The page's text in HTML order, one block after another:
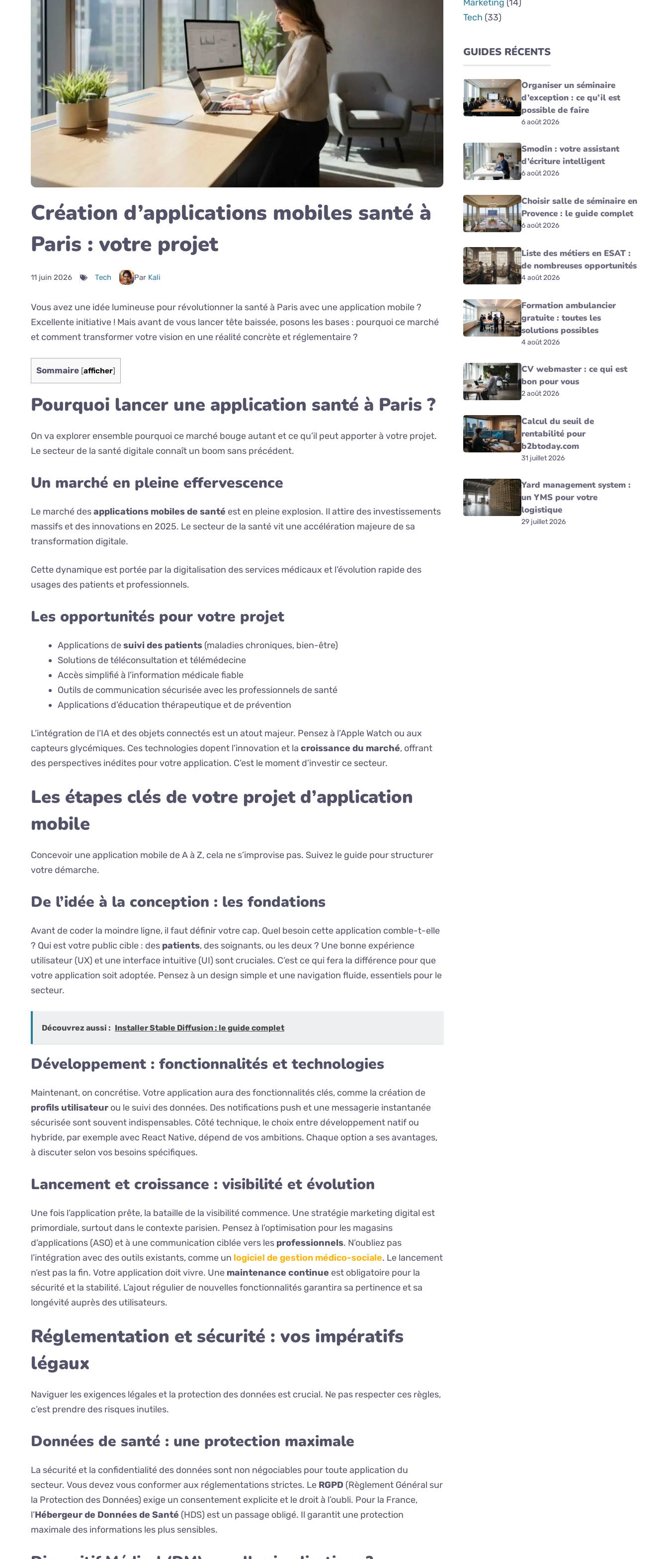
Création d’applications mobiles santé à
Paris : votre projet
11 juin 2026 Tech Par Kali
Vous avez une idée lumineuse pour révolutionner la santé à Paris avec une application mobile ?
Excellente initiative ! Mais avant de vous lancer tête baissée, posons les bases : pourquoi ce marché
et comment transformer votre vision en une réalité concrète et réglementaire ?
Sommaire [afficher]
Pourquoi lancer une application santé à Paris ?
On va explorer ensemble pourquoi ce marché bouge autant et ce qu’il peut apporter à votre projet.
Le secteur de la santé digitale connaît un boom sans précédent.
Un marché en pleine effervescence
Le marché desapplications mobiles de santé est en pleine explosion. Il attire des investissements
massifs et des innovations en 2025. Le secteur de la santé vit une accélération majeure de sa
transformation digitale.
Cette dynamique est portée par la digitalisation des services médicaux et l’évolution rapide des
usages des patients et professionnels.
Les opportunités pour votre projet
Applications desuivi des patients (maladies chroniques, bien-être)
Solutions de téléconsultation et télémédecine
Accès simplifié à l’information médicale fiable
Outils de communication sécurisée avec les professionnels de santé
Applications d’éducation thérapeutique et de prévention
L’intégration de l’IA et des objets connectés est un atout majeur. Pensez à l’Apple Watch ou aux
capteurs glycémiques. Ces technologies dopent l’innovation et la croissance du marché, offrant
des perspectives inédites pour votre application. C’est le moment d’investir ce secteur.
Les étapes clés de votre projet d’application
mobile
Concevoir une application mobile de A à Z, cela ne s’improvise pas. Suivez le guide pour structurer
votre démarche.
De l’idée à la conception : les fondations
Avant de coder la moindre ligne, il faut définir votre cap. Quel besoin cette application comble-t-elle
? Qui est votre public cible : des patients, des soignants, ou les deux ? Une bonne expérience
utilisateur (UX) et une interface intuitive (UI) sont cruciales. C’est ce qui fera la différence pour que
votre application soit adoptée. Pensez à un design simple et une navigation fluide, essentiels pour le
secteur.
Découvrez aussi : Installer Stable Diffusion : le guide complet
Développement : fonctionnalités et technologies
Maintenant, on concrétise. Votre application aura des fonctionnalités clés, comme la création de
profils utilisateur ou le suivi des données. Des notifications push et une messagerie instantanée
sécurisée sont souvent indispensables. Côté technique, le choix entre développement natif ou
hybride, par exemple avec React Native, dépend de vos ambitions. Chaque option a ses avantages,
à discuter selon vos besoins spécifiques.
Lancement et croissance : visibilité et évolution
Une fois l’application prête, la bataille de la visibilité commence. Une stratégie marketing digital est
primordiale, surtout dans le contexte parisien. Pensez à l’optimisation pour les magasins
d’applications (ASO) et à une communication ciblée vers les professionnels. N’oubliez pas
l’intégration avec des outils existants, comme un logiciel de gestion médico-sociale. Le lancement
n’est pas la fin. Votre application doit vivre. Une maintenance continue est obligatoire pour la
sécurité et la stabilité. L’ajout régulier de nouvelles fonctionnalités garantira sa pertinence et sa
longévité auprès des utilisateurs.
Réglementation et sécurité : vos impératifs
légaux
Naviguer les exigences légales et la protection des données est crucial. Ne pas respecter ces règles,
c’est prendre des risques inutiles.
Données de santé : une protection maximale
La sécurité et la confidentialité des données sont non négociables pour toute application du
secteur. Vous devez vous conformer aux réglementations strictes. Le RGPD (Règlement Général sur
la Protection des Données) exige un consentement explicite et le droit à l’oubli. Pour la France,
l’Hébergeur de Données de Santé (HDS) est un passage obligé. Il garantit une protection
maximale des informations les plus sensibles.
Marketing (14)
Tech (33)
GUIDES RÉCENTS
Organiser un séminaire
d’exception : ce qu’il est
possible de faire
6 août 2026
Smodin : votre assistant
d’écriture intelligent
6 août 2026
Choisir salle de séminaire en
Provence : le guide complet
6 août 2026
Liste des métiers en ESAT :
de nombreuses opportunités
4 août 2026
Formation ambulancier
gratuite : toutes les
solutions possibles
4 août 2026
CV webmaster : ce qui est
bon pour vous
2 août 2026
Calcul du seuil de
rentabilité pour
b2btoday.com
31 juillet 2026
Yard management system :
un YMS pour votre
logistique
29 juillet 2026